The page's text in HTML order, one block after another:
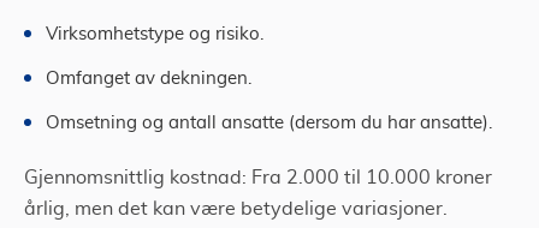
Virksomhetstype og risiko.
Omfanget av dekningen.
Omsetning og antall ansatte (dersom du har ansatte).
Gjennomsnittlig kostnad: Fra 2.000 til 10.000 kroner
årlig, men det kan være betydelige variasjoner.